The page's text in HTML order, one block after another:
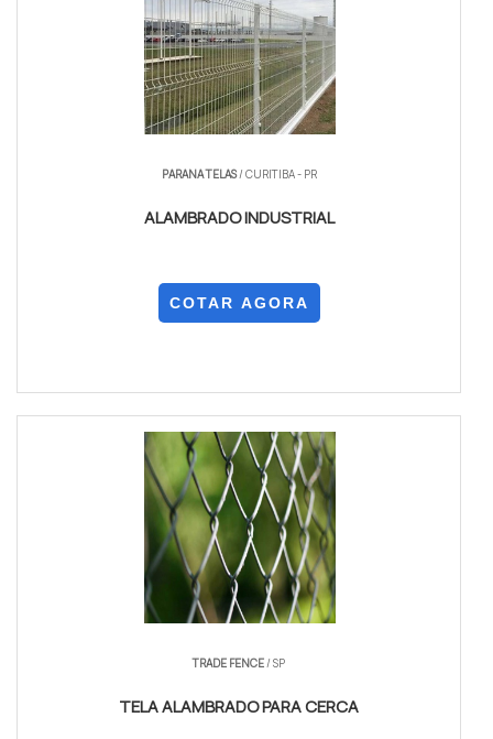
PARANA TELAS/ CURITIBA - PR
ALAMBRADO INDUSTRIAL
COTAR AGORA
TRADE FENCE/ SP
TELA ALAMBRADO PARA CERCA